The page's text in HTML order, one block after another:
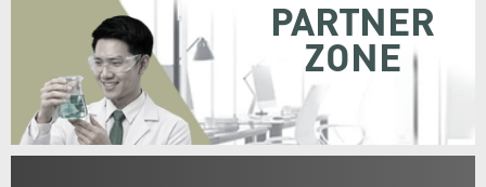
PARTNER
ZONE